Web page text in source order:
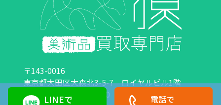
LINEで 電話で
〒143-0016
東京都大田区大森北3-5-7 ロイヤルビル1階
営業時間：10:00～18:00 定休日：日曜日・祝日